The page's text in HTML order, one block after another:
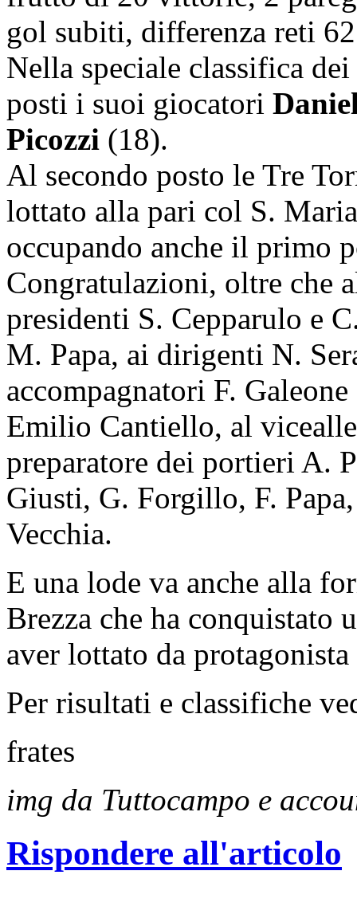
gol subiti, differenza reti
Nella speciale classifica
posti i suoi giocatori
Picozzi (18).
Al secondo posto le Tre
lottato alla pari col S.
occupando anche il primo
Congratulazioni, oltre che
presidenti S. Cepparulo e
M. Papa, ai dirigenti N.
accompagnatori F.
Emilio Cantiello, al
preparatore dei portieri A.
Giusti, G. Forgillo, F.
Vecchia.
E una lode va anche alla
Brezza che ha conquistato
aver lottato da
Per risultati e classifiche
frates
img da Tuttocampo e
Rispondere all'articolo